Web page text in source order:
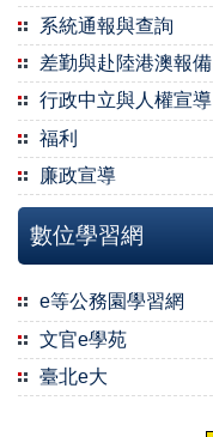
系統通報與查詢
差勤與赴陸港澳報備
行政中立與人權宣導
福利
廉政宣導
數位學習網
e等公務園學習網
文官e學苑
臺北e大